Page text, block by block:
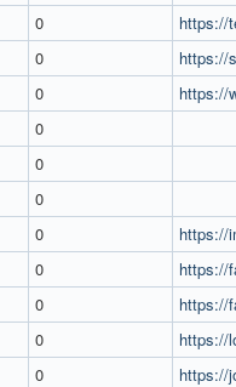
0 https://
0 https://
0 https://
0
0
0
0 https://
0 https://
0 https://
0 https://
0 https://